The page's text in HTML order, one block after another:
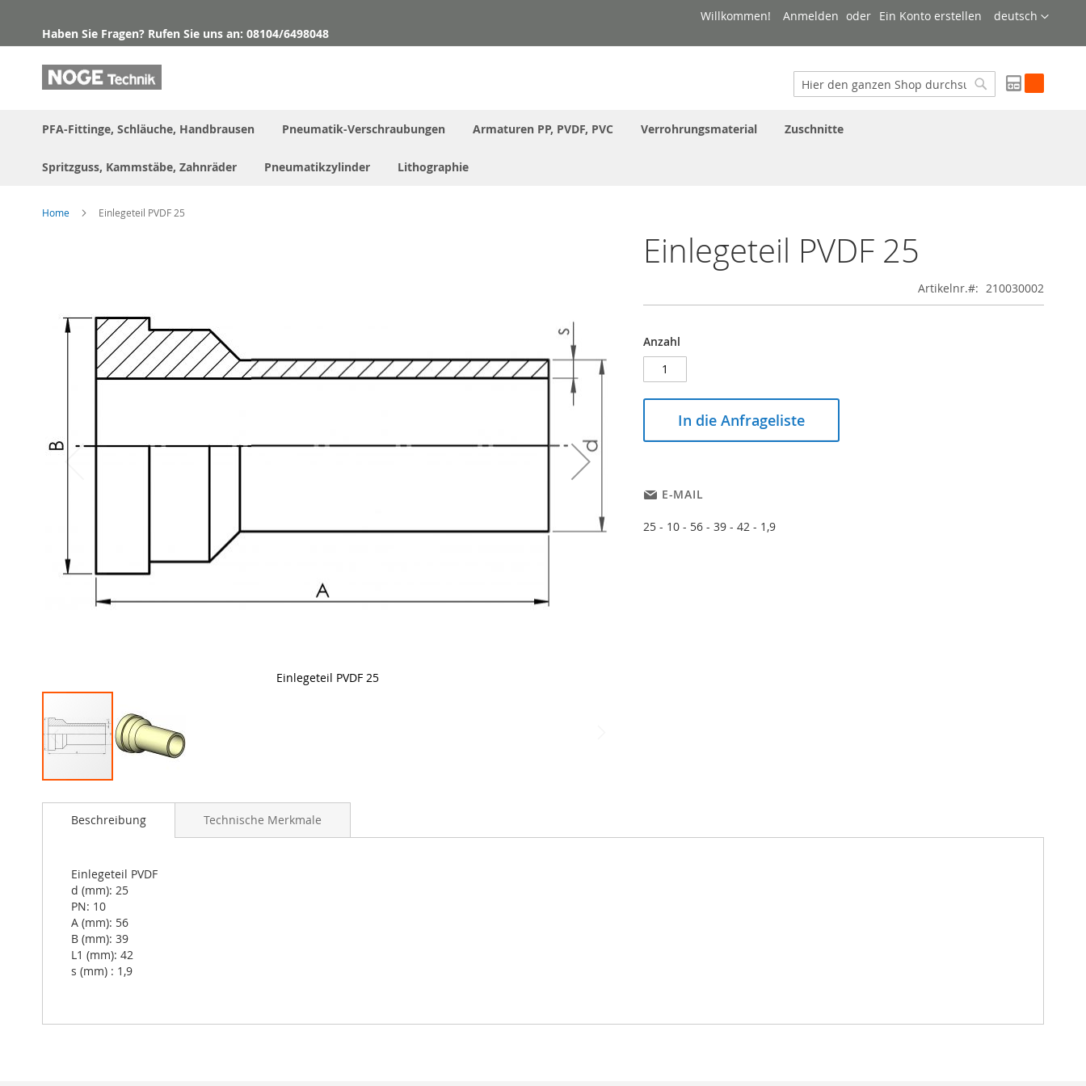
zum
Inhalt
Sprache
deutsch
Willkommen! Anmelden
Ein Konto erstellen
Haben Sie Fragen? Rufen Sie uns an: 08104/6498048
Suche
PFA-Fittinge, Schläuche, Handbrausen
Pneumatik-Verschraubungen Armaturen PP, PVDF, PVC Verrohrungsmaterial Zuschnitte
Spritzguss, Kammstäbe, Zahnräder Pneumatikzylinder Lithographie
Home Einlegeteil PVDF 25
Einlegeteil PVDF 25
Artikelnr. 210030002
Anzahl
In die Anfrageliste
E-MAIL
25 - 10 - 56 - 39 - 42 - 1,9
images
Einlegeteil PVDF 25
to
images
gallery
Beschreibung
Einlegeteil PVDF
d (mm): 25
PN: 10
A (mm): 56
B (mm): 39
L1 (mm): 42
s (mm) : 1,9
Technische Merkmale